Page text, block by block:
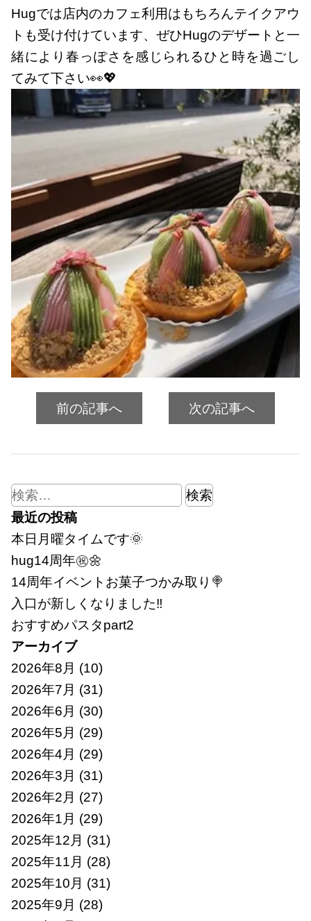
Hugでは店内のカフェ利用はもちろんテイクアウ
トも受け付けています、ぜひHugのデザートと一
緒により春っぽさを感じられるひと時を過ごし
てみて下さい👀💖
前の記事へ 次の記事へ
検
索:
最近の投稿
本日月曜タイムです🌞
hug14周年㊗🌼
14周年イベントお菓子つかみ取り🍭
入口が新しくなりました‼
おすすめパスタpart2
アーカイブ
2026年8月 (10)
2026年7月 (31)
2026年6月 (30)
2026年5月 (29)
2026年4月 (29)
2026年3月 (31)
2026年2月 (27)
2026年1月 (29)
2025年12月 (31)
2025年11月 (28)
2025年10月 (31)
2025年9月 (28)